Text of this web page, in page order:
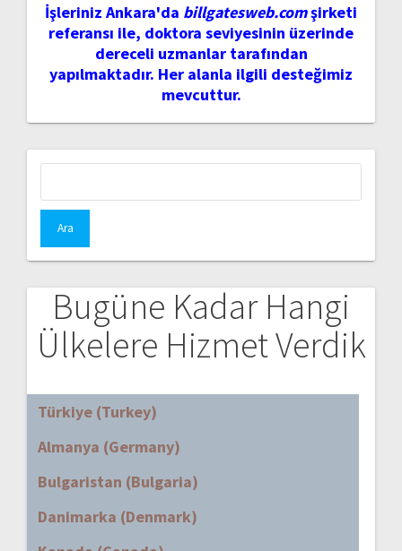
İşleriniz Ankara'da billgatesweb.comşirketi
referansı ile, doktora seviyesinin üzerinde
dereceli uzmanlar tarafından
yapılmaktadır. Her alanla ilgili desteğimiz
mevcuttur.
Bugüne Kadar Hangi
Ülkelere Hizmet Verdik
Türkiye (Turkey)
Almanya (Germany)
Bulgaristan (Bulgaria)
Danimarka (Denmark)